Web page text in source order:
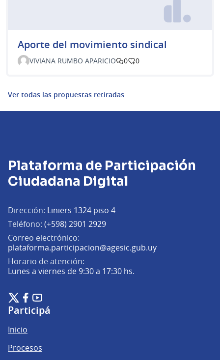
Aporte del movimiento sindical
VIVIANA RUMBO APARICIO 0 0
Ver todas las propuestas retiradas
Plataforma de Participación
Ciudadana Digital
Dirección: Liniers 1324 piso 4
Teléfono: (+598) 2901 2929
Correo electrónico:
plataforma.participacion@agesic.gub.uy(Abrir en una
Horario de atención:
Lunes a viernes de 9:30 a 17:30 hs.
Plataforma de Participación Ciudadana Digital en X
(Enlace externo)
Plataforma de Participación Ciudadana Digital en Facebook
(Enlace externo)
Plataforma de Participación Ciudadana Digital en
(Enlace externo)
Participá
Inicio
Procesos